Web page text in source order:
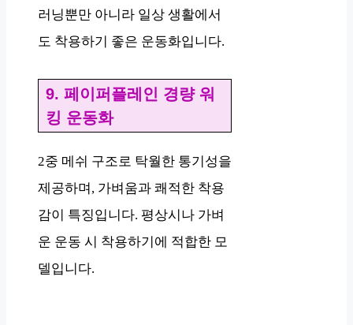
러닝뿐만 아니라 일상 생활에서
도 착용하기 좋은 운동화입니다.
9. 페이퍼플레인 경량 워
킹 운동화
2중 메쉬 구조로 탁월한 통기성을
제공하며, 가벼움과 쾌적한 착용
감이 특징입니다. 평상시나 가벼
운 운동 시 착용하기에 적합한 모
델입니다.